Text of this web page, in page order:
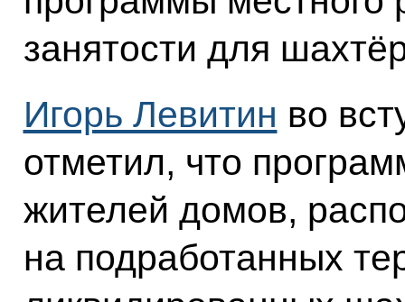
занятости для
Игорь Левитин во
отметил, что
жителей домов,
на подработанных